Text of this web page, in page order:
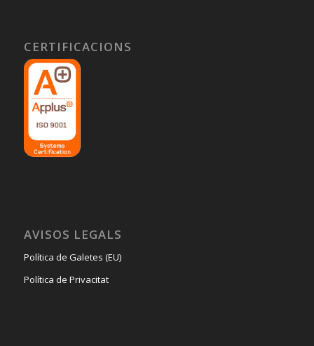
CERTIFICACIONS
AVISOS LEGALS
Política de Galetes (EU)
Política de Privacitat